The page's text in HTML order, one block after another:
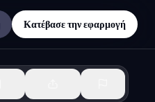
Κατέβασε την εφαρμογή